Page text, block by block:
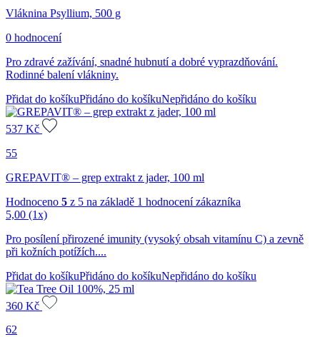
Vláknina Psyllium, 500 g
0 hodnocení
Pro zdravé zažívání, snadné hubnutí a dobré vyprazdňování.
Rodinné balení vlákniny.
Přidat do košíkuPřidáno do košíkuNepřidáno do košíku
537 Kč
55
GREPAVIT® – grep extrakt z jader, 100 ml
Hodnoceno 5 z 5 na základě 1 hodnocení zákazníka
5,00 (1x)
Pro posílení přirozené imunity (vysoký obsah vitamínu C) a zevně
při kožních potížích....
Přidat do košíkuPřidáno do košíkuNepřidáno do košíku
360 Kč
62